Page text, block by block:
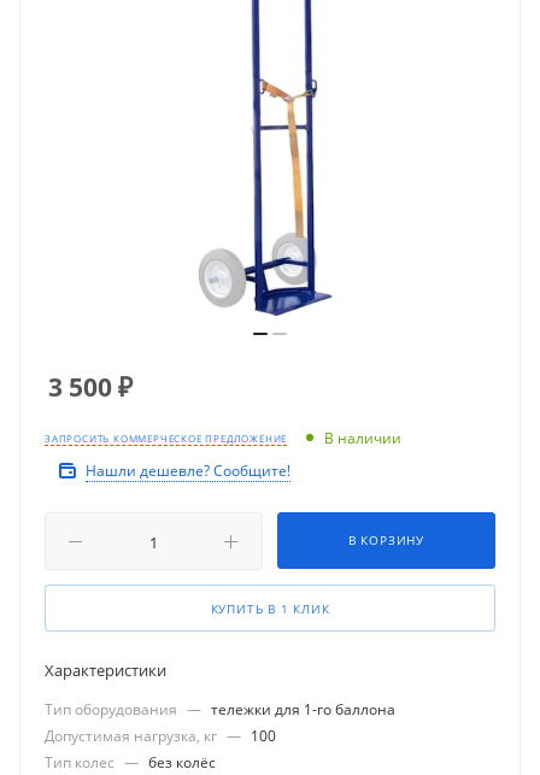
3 500₽
ЗАПРОСИТЬ КОММЕРЧЕСКОЕ ПРЕДЛОЖЕНИЕ
В наличии
Нашли дешевле? Сообщите!
В КОРЗИНУ
КУПИТЬ В 1 КЛИК
Характеристики
Тип оборудования — тележки для 1-го баллона
Допустимая нагрузка, кг — 100
Тип колес — без колёс